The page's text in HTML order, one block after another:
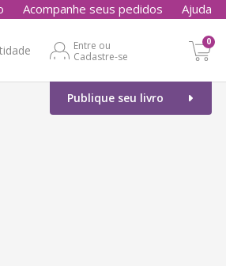
Acompanhe seus pedidos Ajuda
Entre ou
Cadastre-se
0
Publique seu livro